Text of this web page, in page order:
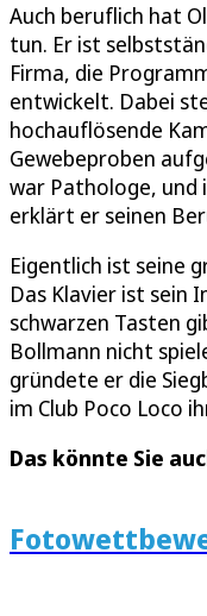
Auch beruflich hat
tun. Er ist
Firma, die
entwickelt. Dabei
hochauflösende
Gewebeproben
war Pathologe, und
erklärt er seinen
Eigentlich ist seine
Das Klavier ist sein
schwarzen Tasten
Bollmann nicht
gründete er die
im Club Poco Loco
Das könnte Sie